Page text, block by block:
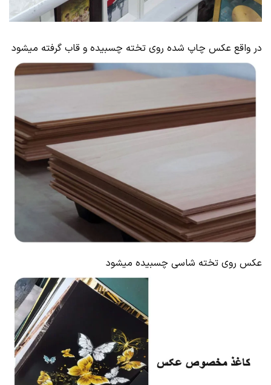
در واقع عکس چاپ شده روی تخته چسبیده و قاب گرفته میشود
عکس روی تخته شاسی چسبیده میشود